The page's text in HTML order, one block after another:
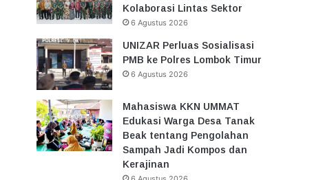
Kolaborasi Lintas Sektor
6 Agustus 2026
UNIZAR Perluas Sosialisasi
PMB ke Polres Lombok Timur
6 Agustus 2026
Mahasiswa KKN UMMAT
Edukasi Warga Desa Tanak
Beak tentang Pengolahan
Sampah Jadi Kompos dan
Kerajinan